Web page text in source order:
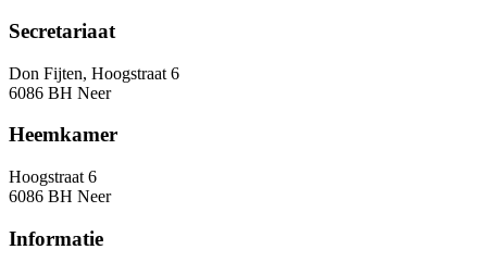
Secretariaat
Don Fijten, Hoogstraat 6
6086 BH Neer
Heemkamer
Hoogstraat 6
6086 BH Neer
Informatie